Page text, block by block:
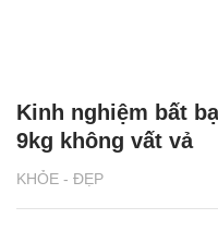
KHỎE - ĐẸP
Kinh nghiệm bất
9kg không vất vả